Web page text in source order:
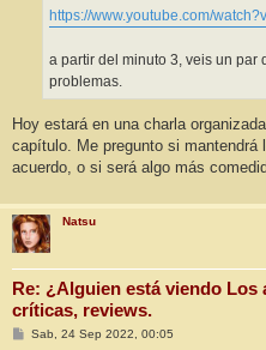
https://www.youtube.com/
a partir del minuto 3, veis un par
problemas.
Hoy estará en una charla
capítulo. Me pregunto si
acuerdo, o si será algo más
Natsu
Re: ¿Alguien está viendo
críticas, reviews.
MSab, 24 Sep 2022, 00:05